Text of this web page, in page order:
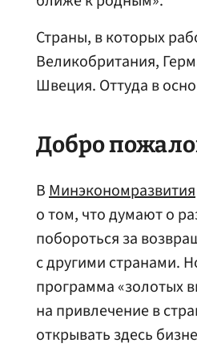
Страны, в которых
Великобритания,
Швеция. Оттуда в
Добро
ВМинэкономразвития
о том, что думают о
побороться за
с другими странами.
программа «золотых
на привлечение в
открывать здесь